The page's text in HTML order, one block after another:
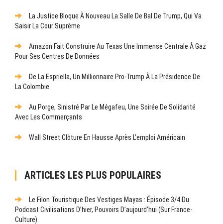
La Justice Bloque À Nouveau La Salle De Bal De Trump, Qui Va
Saisir La Cour Suprême
Amazon Fait Construire Au Texas Une Immense Centrale À Gaz
Pour Ses Centres De Données
De La Espriella, Un Millionnaire Pro-Trump À La Présidence De
La Colombie
Au Porge, Sinistré Par Le Mégafeu, Une Soirée De Solidarité
Avec Les Commerçants
Wall Street Clôture En Hausse Après L’emploi Américain
ARTICLES LES PLUS POPULAIRES
Le Filon Touristique Des Vestiges Mayas : Épisode 3/4 Du
Podcast Civilisations D’hier, Pouvoirs D’aujourd’hui (sur France-
Culture)